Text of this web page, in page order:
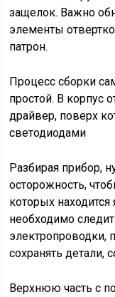
защелок. Важно
элементы
патрон.
Процесс сборки
простой. В корпус
драйвер, поверх
светодиодами
Разбирая прибор,
осторожность,
которых
необходимо
электропроводки,
сохранять детали,
Верхнюю часть с